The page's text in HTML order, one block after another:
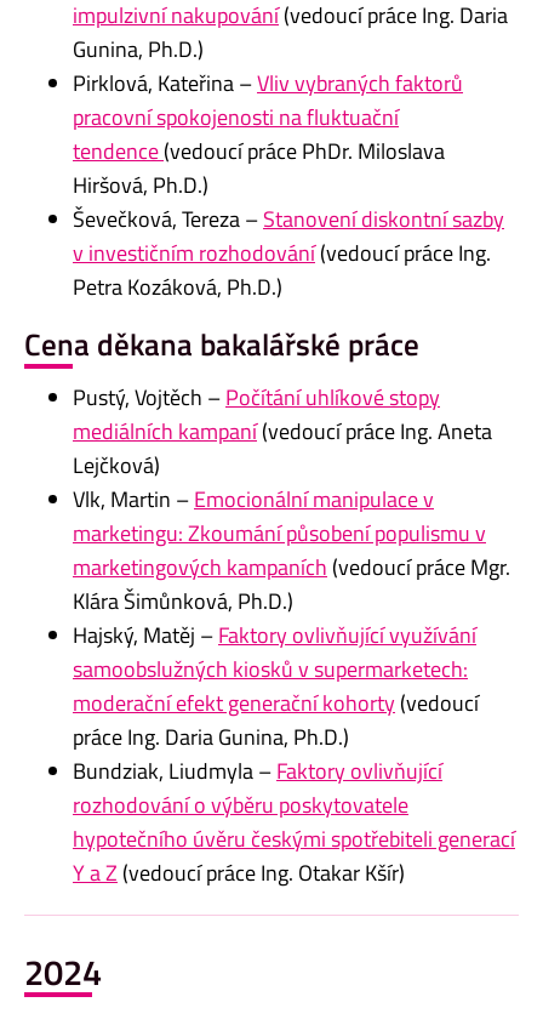
impulzivní nakupování(vedoucí práce Ing. Daria
Gunina, Ph.D.)
Pirklová, Kateřina –Vliv vybraných faktorů
pracovní spokojenosti na fluktuační
tendence(vedoucí práce PhDr. Miloslava
Hiršová, Ph.D.)
Ševečková, Tereza –Stanovení diskontní sazby
v investičním rozhodování(vedoucí práce Ing.
Petra Kozáková, Ph.D.)
Cena děkana bakalářské práce
Pustý, Vojtěch –Počítání uhlíkové stopy
mediálních kampaní(vedoucí práce Ing. Aneta
Lejčková)
Vlk, Martin –Emocionální manipulace v
marketingu: Zkoumání působení populismu v
marketingových kampaních (vedoucí práce Mgr.
Klára Šimůnková, Ph.D.)
Hajský, Matěj –Faktory ovlivňující využívání
samoobslužných kiosků v supermarketech:
moderační efekt generační kohorty(vedoucí
práce Ing. Daria Gunina, Ph.D.)
Bundziak, Liudmyla –Faktory ovlivňující
rozhodování o výběru poskytovatele
hypotečního úvěru českými spotřebiteli generací
Y a Z (vedoucí práce Ing. Otakar Kšír)
2024